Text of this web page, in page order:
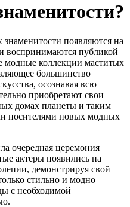
появляются на
воспринимаются публикой
модные коллекции маститых
большинство
осознавая всю
приобретают свои
домах планеты и таким
носителями новых модных
очередная церемония
актеры появились на
демонстрируя свой
стильно и модно
с необходимой